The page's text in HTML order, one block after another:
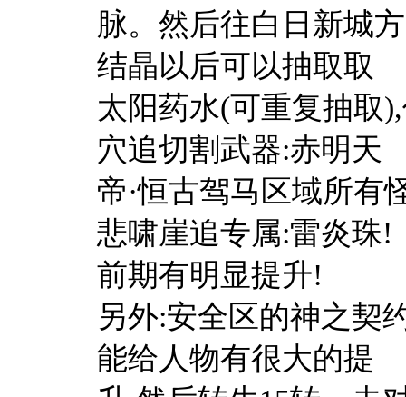
脉。然后往白日新城
结晶以后可以抽取取
太阳药水(可重复抽取
穴追切割武器:赤明天
帝·恒古驾马区域所有
悲啸崖追专属:雷炎珠!
前期有明显提升!
另外:安全区的神之契
能给人物有很大的提